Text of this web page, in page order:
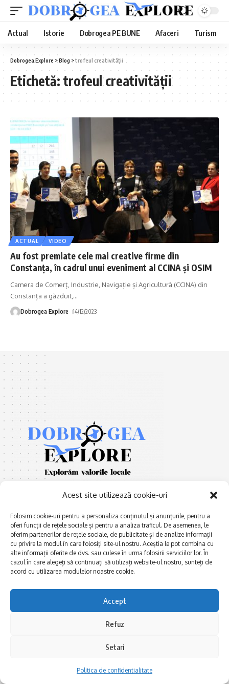
Acest site utilizează cookie-uri
Folosim cookie-uri pentru a personaliza conținutul și anunțurile, pentru a
oferi funcții de rețele sociale și pentru a analiza traficul. De asemenea, le
oferim partenerilor de rețele sociale, de publicitate și de analize informații
cu privire la modul în care folosiți site-ul nostru. Aceștia le pot combina cu
alte informații oferite de dvs. sau culese în urma folosirii serviciilor lor. În
cazul în care alegeți să continuați să utilizați website-ul nostru, sunteți de
acord cu utilizarea modulelor noastre cookie.
Accept
Refuz
Setari
Politica de confidentialitate
Actual Istorie Dobrogea PE BUNE Afaceri Turism
Dobrogea Explore >Blog >trofeul creativității
Etichetă: trofeul creativității
ACTUAL VIDEO
Au fost premiate cele mai creative firme din
Constanța, în cadrul unui eveniment al CCINA și OSIM
Camera de Comerț, Industrie, Navigație și Agricultură (CCINA) din
Constanța a găzduit, …
Dobrogea Explore 14/12/2023
E xplorăm Dobrogea,
Explorăm valorile locale:
Deltă, Litoral, cele mai mari
biserici și mănăstiri, cele mai
FRUMOASE POVEȘTI.
Afaceri și meșteșuguri
Actualitate